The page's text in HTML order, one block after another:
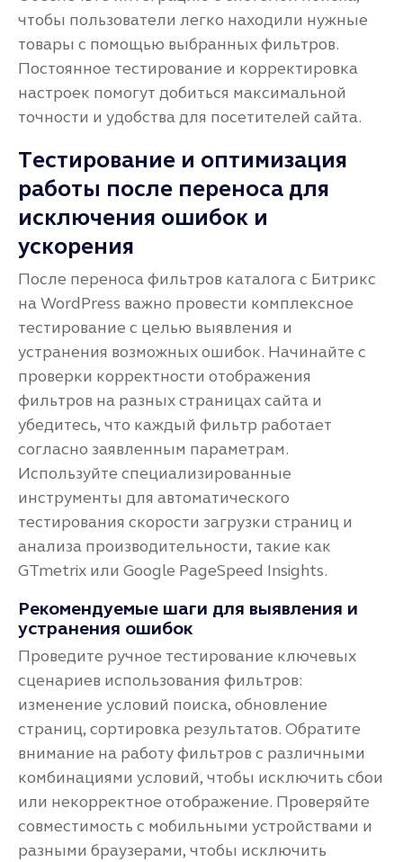
чтобы пользователи легко находили нужные
товары с помощью выбранных фильтров.
Постоянное тестирование и корректировка
настроек помогут добиться максимальной
точности и удобства для посетителей сайта.
Тестирование и оптимизация
работы после переноса для
исключения ошибок и
ускорения
После переноса фильтров каталога с Битрикс
на WordPress важно провести комплексное
тестирование с целью выявления и
устранения возможных ошибок. Начинайте с
проверки корректности отображения
фильтров на разных страницах сайта и
убедитесь, что каждый фильтр работает
согласно заявленным параметрам.
Используйте специализированные
инструменты для автоматического
тестирования скорости загрузки страниц и
анализа производительности, такие как
GTmetrix или Google PageSpeed Insights.
Рекомендуемые шаги для выявления и
устранения ошибок
Проведите ручное тестирование ключевых
сценариев использования фильтров:
изменение условий поиска, обновление
страниц, сортировка результатов. Обратите
внимание на работу фильтров с различными
комбинациями условий, чтобы исключить сбои
или некорректное отображение. Проверяйте
совместимость с мобильными устройствами и
разными браузерами, чтобы исключить